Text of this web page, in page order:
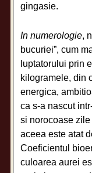
gingasie.
In numerologie,
bucuriei”, cum
luptatorului prin
kilogramele, din
energica,
ca s-a nascut
si norocoase
aceea este atat
Coeficientul
culoarea aurei